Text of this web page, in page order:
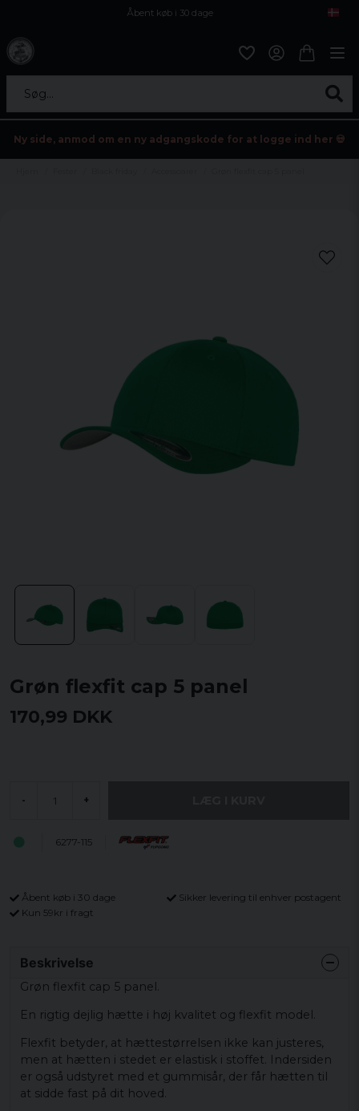
Åbent køb i 30 dage
Søg...
Ny side, anmod om en ny adgangskode for at logge ind her 💀
Grøn flexfit cap 5 panel
170,99 DKK
- +
6277-115
Åbent køb i 30 dage
Sikker levering til enhver postagent
Kun 59kr i fragt
Beskrivelse
Grøn flexfit cap 5 panel.
En rigtig dejlig hætte i høj kvalitet og flexfit model.
Flexfit betyder, at hættestørrelsen ikke kan justeres,
men at hætten i stedet er elastisk i stoffet. Indersiden
er også udstyret med et gummisår, der får hætten til
at sidde fast på dit hoved.